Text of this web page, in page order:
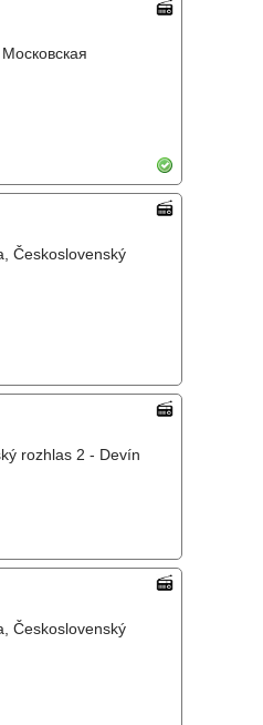
Československý
rozhlas 2 - Devín
Československý